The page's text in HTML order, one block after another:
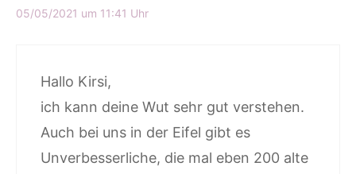
05/05/2021 um 11:41 Uhr
Hallo Kirsi,
ich kann deine Wut sehr gut verstehen.
Auch bei uns in der Eifel gibt es
Unverbesserliche, die mal eben 200 alte